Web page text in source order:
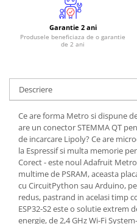
Conectori
Sticker
Componente
Butoane, Tastaturi
Condensatoare
Generale
LED
Garantie 2 ani
Produsele beneficiaza de o garantie
de 2 ani
Descriere
Ce are forma Metro si dispune
are un conector STEMMA QT
de incarcare Lipoly? Ce are
la Espressif si multa memorie
Corect - este noul Adafruit Metro
multime de PSRAM, aceasta
cu CircuitPython sau Arduino,
redus, pastrand in acelasi timp
ESP32-S2 este o solutie extrem
energie, de 2,4 GHz Wi-Fi